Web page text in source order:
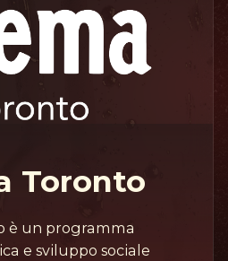
Toronto
è un programma
e sviluppo sociale